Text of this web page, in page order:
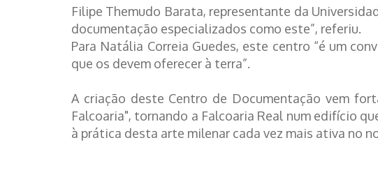
Filipe Themudo Barata, representante da
documentação especializados como este”, referiu.
Para Natália Correia Guedes, este centro “é um
que os devem oferecer à terra”.
A criação deste Centro de Documentação vem
Falcoaria", tornando a Falcoaria Real num edifício
à prática desta arte milenar cada vez mais ativa no